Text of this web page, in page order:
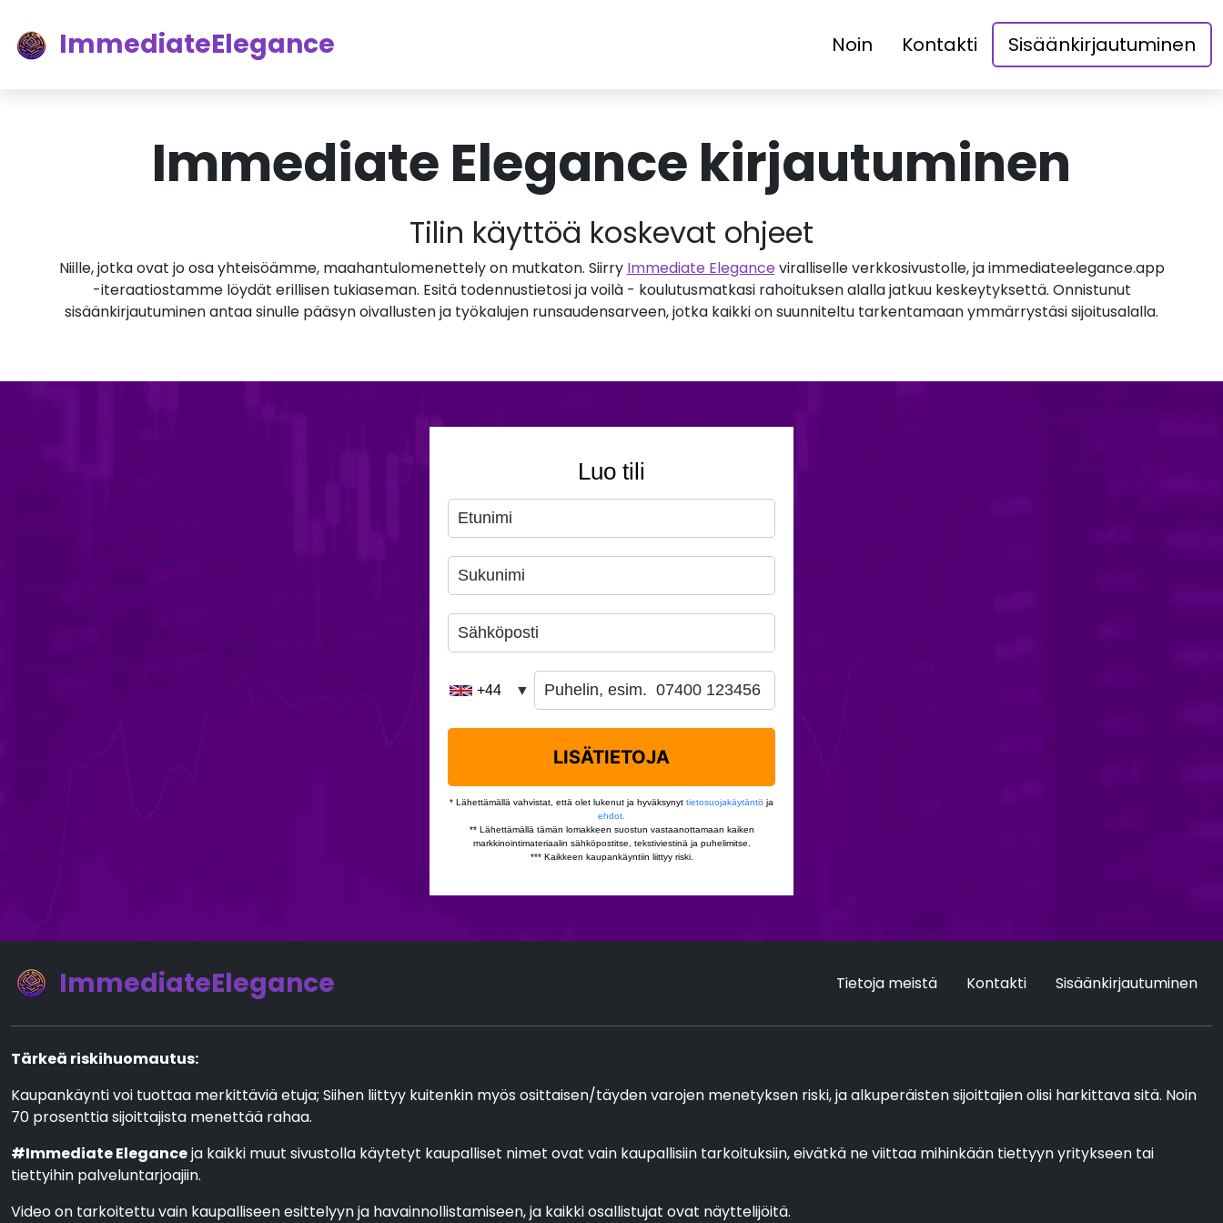
ImmediateElegance Noin Kontakti Sisäänkirjautuminen
Immediate Elegance kirjautuminen
Tilin käyttöä koskevat ohjeet
Niille, jotka ovat jo osa yhteisöämme, maahantulomenettely on mutkaton. Siirry Immediate Eleganceviralliselle verkkosivustolle, ja immediateelegance.app
-iteraatiostamme löydät erillisen tukiaseman. Esitä todennustietosi ja voilà - koulutusmatkasi rahoituksen alalla jatkuu keskeytyksettä. Onnistunut
sisäänkirjautuminen antaa sinulle pääsyn oivallusten ja työkalujen runsaudensarveen, jotka kaikki on suunniteltu tarkentamaan ymmärrystäsi sijoitusalalla.
ImmediateElegance Tietoja meistä Kontakti Sisäänkirjautuminen
Tärkeä riskihuomautus:
Kaupankäynti voi tuottaa merkittäviä etuja; Siihen liittyy kuitenkin myös osittaisen/täyden varojen menetyksen riski, ja alkuperäisten sijoittajien olisi harkittava sitä. Noin
70 prosenttia sijoittajista menettää rahaa.
#Immediate Eleganceja kaikki muut sivustolla käytetyt kaupalliset nimet ovat vain kaupallisiin tarkoituksiin, eivätkä ne viittaa mihinkään tiettyyn yritykseen tai
tiettyihin palveluntarjoajiin.
Video on tarkoitettu vain kaupalliseen esittelyyn ja havainnollistamiseen, ja kaikki osallistujat ovat näyttelijöitä.